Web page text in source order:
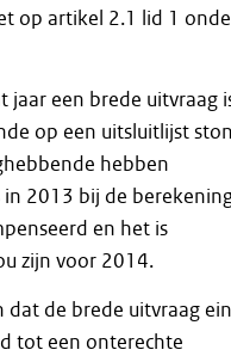
op artikel 2.1 lid 1
jaar een brede uitvraag
op een uitsluitlijst
hebben
2013 bij de
en het is
zijn voor 2014.
dat de brede uitvraag
tot een onterechte